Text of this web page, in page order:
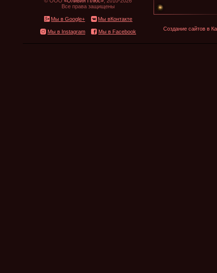
Все права защищены
Мы в Google+ Мы вКонтакте
Мы в Instagram Мы в Facebook Создание сайтов в